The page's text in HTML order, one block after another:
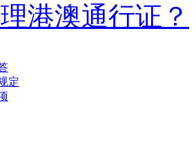
港澳通行证？
定